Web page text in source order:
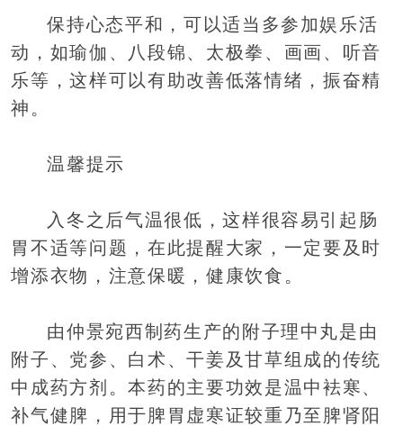
保持心态平和，可以适当多参加娱乐活
动，如瑜伽、八段锦、太极拳、画画、听音
乐等，这样可以有助改善低落情绪，振奋精
神。
温馨提示
入冬之后气温很低，这样很容易引起肠
胃不适等问题，在此提醒大家，一定要及时
增添衣物，注意保暖，健康饮食。
由仲景宛西制药生产的附子理中丸是由
附子、党参、白术、干姜及甘草组成的传统
中成药方剂。本药的主要功效是温中袪寒、
补气健脾，用于脾胃虚寒证较重乃至脾肾阳